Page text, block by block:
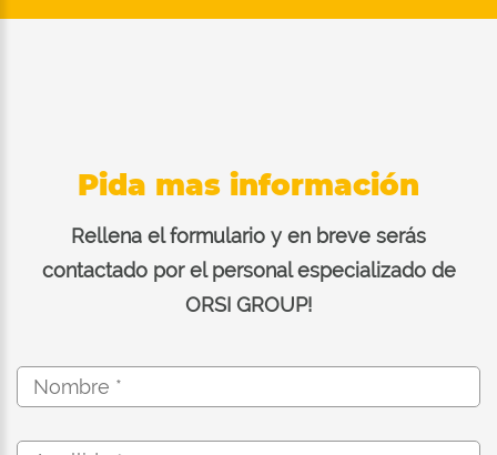
Pida mas información
Rellena el formulario y en breve serás
contactado por el personal especializado de
ORSI GROUP!